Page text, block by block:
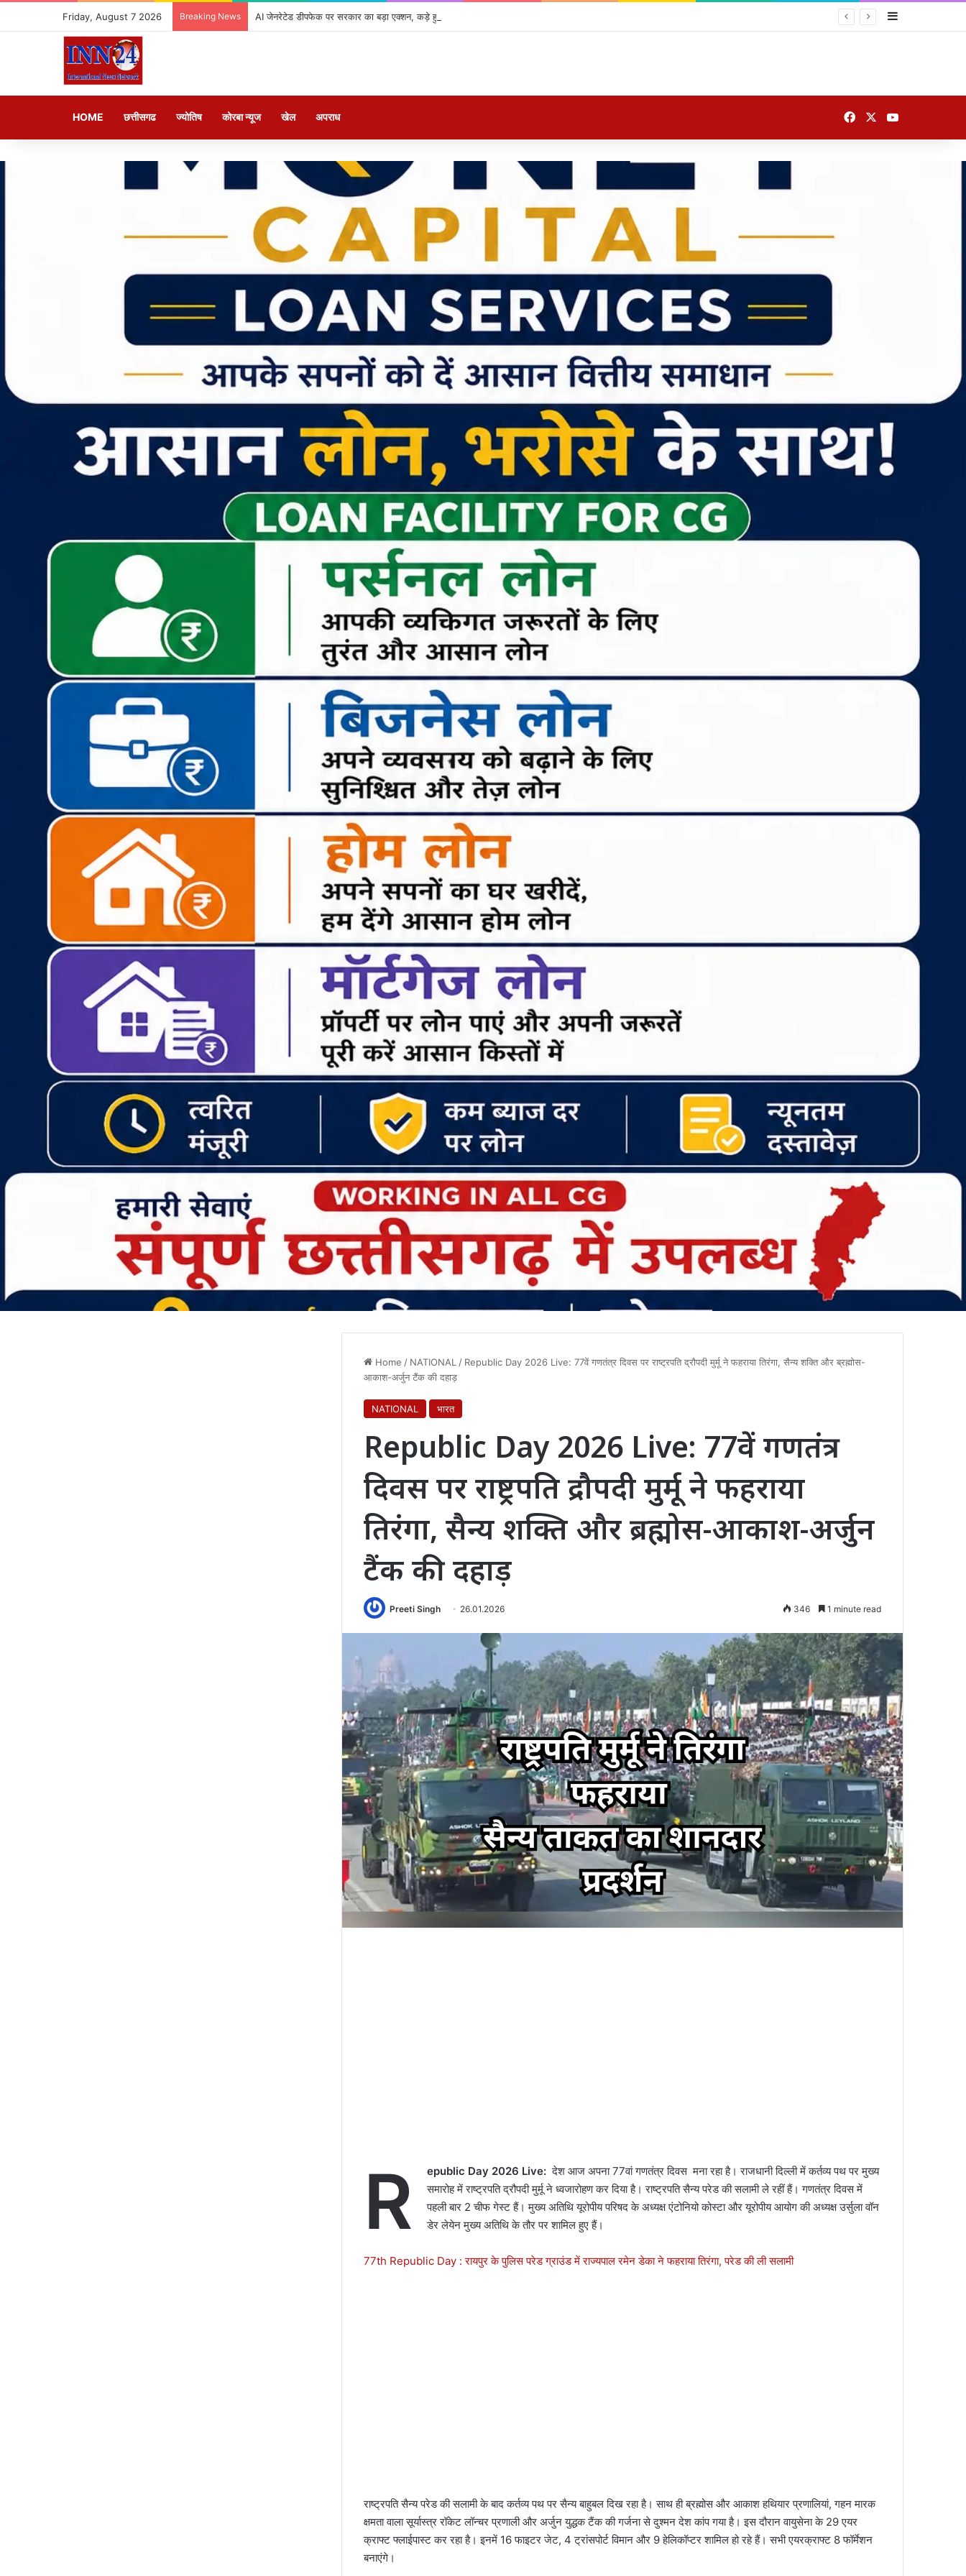
Friday, August 7 2026 Breaking News AI जेनरेटेड डीपफेक पर सरकार का बड़ा एक्शन, कड़े हुए नियम; सोशल मीडिया प्लेटफॉर्म्स की बढ़ी जवाबदेही Sidebar
HOME छत्तीसगढ ज्योतिष कोरबा न्यूज खेल अपराध FacebookYouTube
Home / NATIONAL / Republic Day 2026 Live: 77वें गणतंत्र दिवस पर राष्ट्रपति द्रौपदी मुर्मू ने फहराया तिरंगा, सैन्य शक्ति और ब्रह्मोस-
आकाश-अर्जुन टैंक की दहाड़
NATIONAL भारत
Republic Day 2026 Live: 77वें गणतंत्र
दिवस पर राष्ट्रपति द्रौपदी मुर्मू ने फहराया
तिरंगा, सैन्य शक्ति और ब्रह्मोस-आकाश-अर्जुन
टैंक की दहाड़
Preeti Singh 26.01.2026 346 1 minute read
R epublic Day 2026 Live: देश आज अपना 77वां गणतंत्र दिवस मना रहा है। राजधानी दिल्ली में कर्तव्य पथ पर मुख्य
समारोह में राष्ट्रपति द्रौपदी मुर्मू ने ध्वजारोहण कर दिया है। राष्ट्रपति सैन्य परेड की सलामी ले रहीं हैं। गणतंत्र दिवस में
पहली बार 2 चीफ गेस्ट हैं। मुख्य अतिथि यूरोपीय परिषद के अध्यक्ष एंटोनियो कोस्टा और यूरोपीय आयोग की अध्यक्ष उर्सुला वॉन
डेर लेयेन मुख्य अतिथि के तौर पर शामिल हुए हैं।
77th Republic Day : रायपुर के पुलिस परेड ग्राउंड में राज्यपाल रमेन डेका ने फहराया तिरंगा, परेड की ली सलामी
राष्ट्रपति सैन्य परेड की सलामी के बाद कर्तव्य पथ पर सैन्य बाहुबल दिख रहा है। साथ ही ब्रह्मोस और आकाश हथियार प्रणालियां, गहन मारक
क्षमता वाला सूर्यास्त्र रॉकेट लॉन्चर प्रणाली और अर्जुन युद्धक टैंक की गर्जना से दुश्मन देश कांप गया है। इस दौरान वायुसेना के 29 एयर
क्राफ्ट फ्लाईपास्ट कर रहा है। इनमें 16 फाइटर जेट, 4 ट्रांसपोर्ट विमान और 9 हेलिकॉप्टर शामिल हो रहे हैं। सभी एयरक्राफ्ट 8 फॉर्मेशन
बनाएंगे।